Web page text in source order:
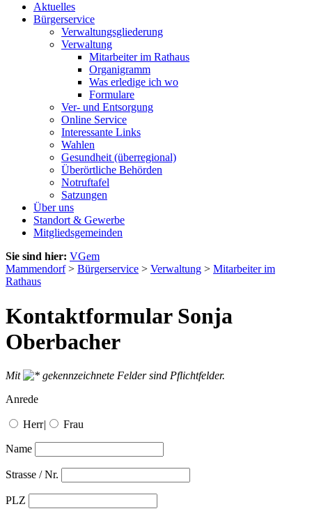
Aktuelles
Bürgerservice
Verwaltungsgliederung
Verwaltung
Mitarbeiter im Rathaus
Organigramm
Was erledige ich wo
Formulare
Ver- und Entsorgung
Online Service
Interessante Links
Wahlen
Gesundheit (überregional)
Überörtliche Behörden
Notruftafel
Satzungen
Über uns
Standort & Gewerbe
Mitgliedsgemeinden
Sie sind hier: VGem
Mammendorf> Bürgerservice > Verwaltung > Mitarbeiter im
Rathaus
Kontaktformular Sonja
Oberbacher
Mit
gekennzeichnete Felder sind Pflichtfelder.
Anrede
Herr| Frau
Name
Strasse / Nr.
PLZ